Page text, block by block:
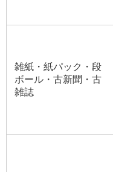
雑紙・紙パック・段
ボール・古新聞・古
雑誌